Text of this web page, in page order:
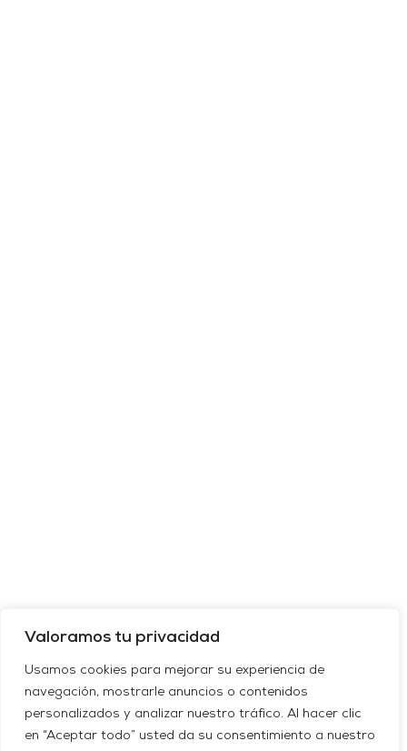
Valoramos tu privacidad
Usamos cookies para mejorar su experiencia de
navegación, mostrarle anuncios o contenidos
personalizados y analizar nuestro tráfico. Al hacer clic
en “Aceptar todo” usted da su consentimiento a nuestro